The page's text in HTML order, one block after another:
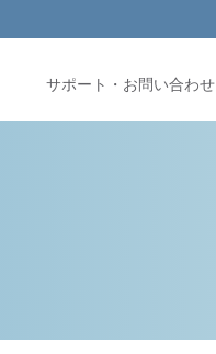
サポート・お問い合わせ